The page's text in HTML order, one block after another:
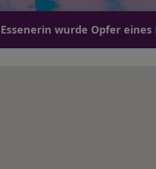
wurde Opfer